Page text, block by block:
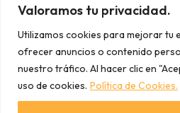
Valoramos tu privacidad.
Utilizamos cookies para mejorar tu
ofrecer anuncios o contenido
nuestro tráfico. Al hacer clic en
uso de cookies. Política de Cookies.
Copyright © 2024
Aviso legal.
Política de cookies.